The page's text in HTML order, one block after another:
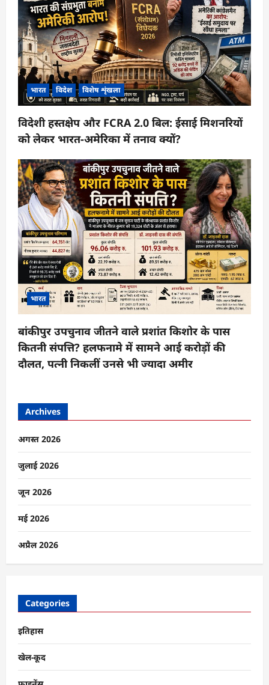
भारत विदेश विशेष शृंखला
विदेशी हस्तक्षेप और FCRA 2.0 बिल: ईसाई मिशनरियों
को लेकर भारत-अमेरिका में तनाव क्यों?
भारत
बांकीपुर उपचुनाव जीतने वाले प्रशांत किशोर के पास
कितनी संपत्ति? हलफनामे में सामने आई करोड़ों की
दौलत, पत्नी निकलीं उनसे भी ज्यादा अमीर
Archives
अगस्त 2026
जुलाई 2026
जून 2026
मई 2026
अप्रैल 2026
Categories
इतिहास
खेल-कूद